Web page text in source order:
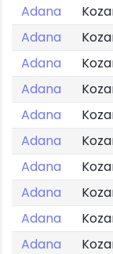
Adana
Adana
Adana
Adana
Adana
Adana
Adana
Adana
Adana
Adana